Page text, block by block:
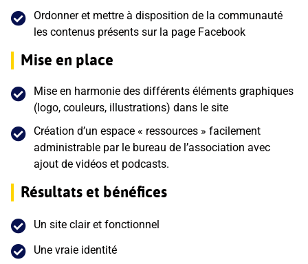
Ordonner et mettre à disposition de la communauté
les contenus présents sur la page Facebook
Mise en place
Mise en harmonie des différents éléments graphiques
(logo, couleurs, illustrations) dans le site
Création d’un espace « ressources » facilement
administrable par le bureau de l’association avec
ajout de vidéos et podcasts.
Résultats et bénéfices
Un site clair et fonctionnel
Une vraie identité